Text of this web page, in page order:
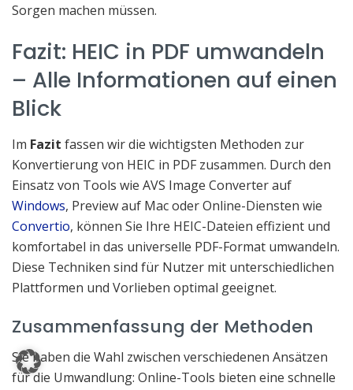
Sorgen machen müssen.
Fazit: HEIC in PDF umwandeln
– Alle Informationen auf einen
Blick
Im Fazit fassen wir die wichtigsten Methoden zur
Konvertierung von HEIC in PDF zusammen. Durch den
Einsatz von Tools wie AVS Image Converter auf
Windows, Preview auf Mac oder Online-Diensten wie
Convertio, können Sie Ihre HEIC-Dateien effizient und
komfortabel in das universelle PDF-Format umwandeln.
Diese Techniken sind für Nutzer mit unterschiedlichen
Plattformen und Vorlieben optimal geeignet.
Zusammenfassung der Methoden
Sie haben die Wahl zwischen verschiedenen Ansätzen
für die Umwandlung: Online-Tools bieten eine schnelle